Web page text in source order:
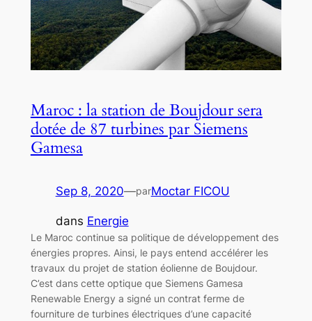
Maroc : la station de Boujdour sera
dotée de 87 turbines par Siemens
Gamesa
Sep 8, 2020—parMoctar FICOU
dans Energie
Le Maroc continue sa politique de développement des
énergies propres. Ainsi, le pays entend accélérer les
travaux du projet de station éolienne de Boujdour.
C’est dans cette optique que Siemens Gamesa
Renewable Energy a signé un contrat ferme de
fourniture de turbines électriques d’une capacité